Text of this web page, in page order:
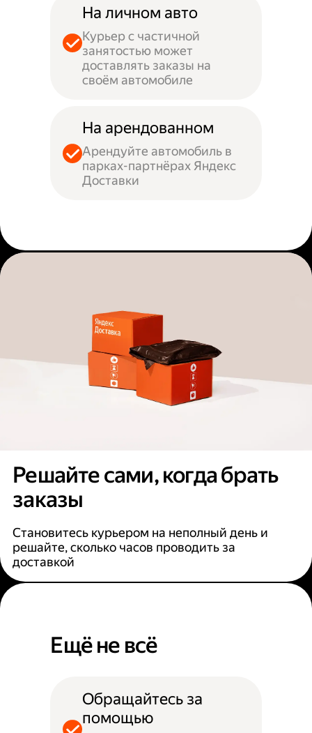
На личном авто
Курьер с частичной
занятостью может
доставлять заказы на
своём автомобиле
На арендованном
Арендуйте автомобиль в
парках-партнёрах Яндекс
Доставки
Решайте сами, когда брать
заказы
Становитесь курьером на неполный день и
решайте, сколько часов проводить за
доставкой
Ещё не всё
Обращайтесь за
помощью